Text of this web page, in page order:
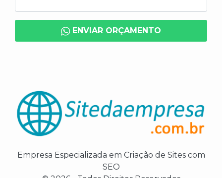
ENVIAR ORÇAMENTO
Empresa Especializada em Criação de Sites com
SEO